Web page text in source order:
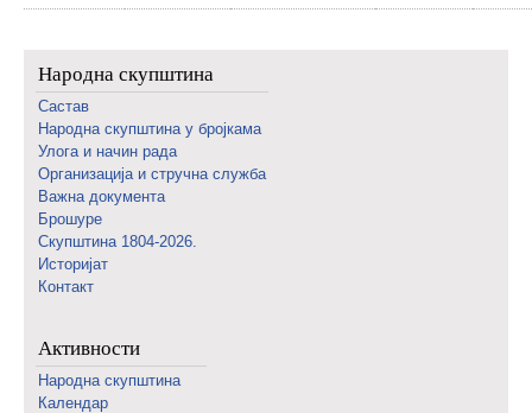
Народна скупштина
Састав
Народна скупштина у бројкама
Улога и начин рада
Организација и стручна служба
Важна документа
Брошуре
Скупштина 1804-2026.
Историјат
Контакт
Активности
Народна скупштина
Календар